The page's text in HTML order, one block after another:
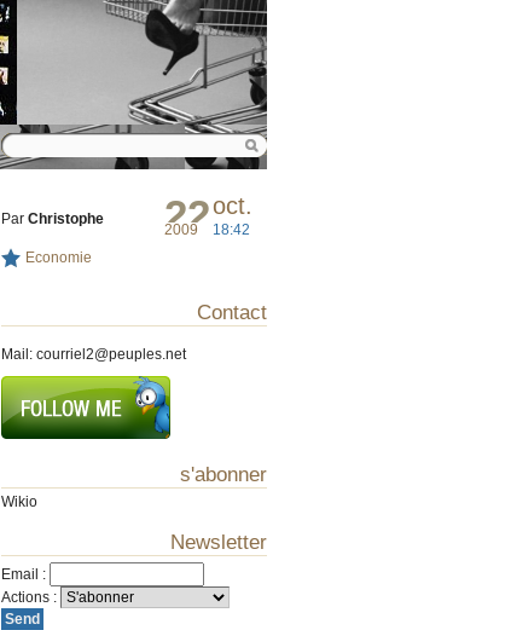
22oct.
2009 18:42
Par Christophe
Economie
Contact
Mail: courriel2@peuples.net
s'abonner
Wikio
Newsletter
Email :
Actions :